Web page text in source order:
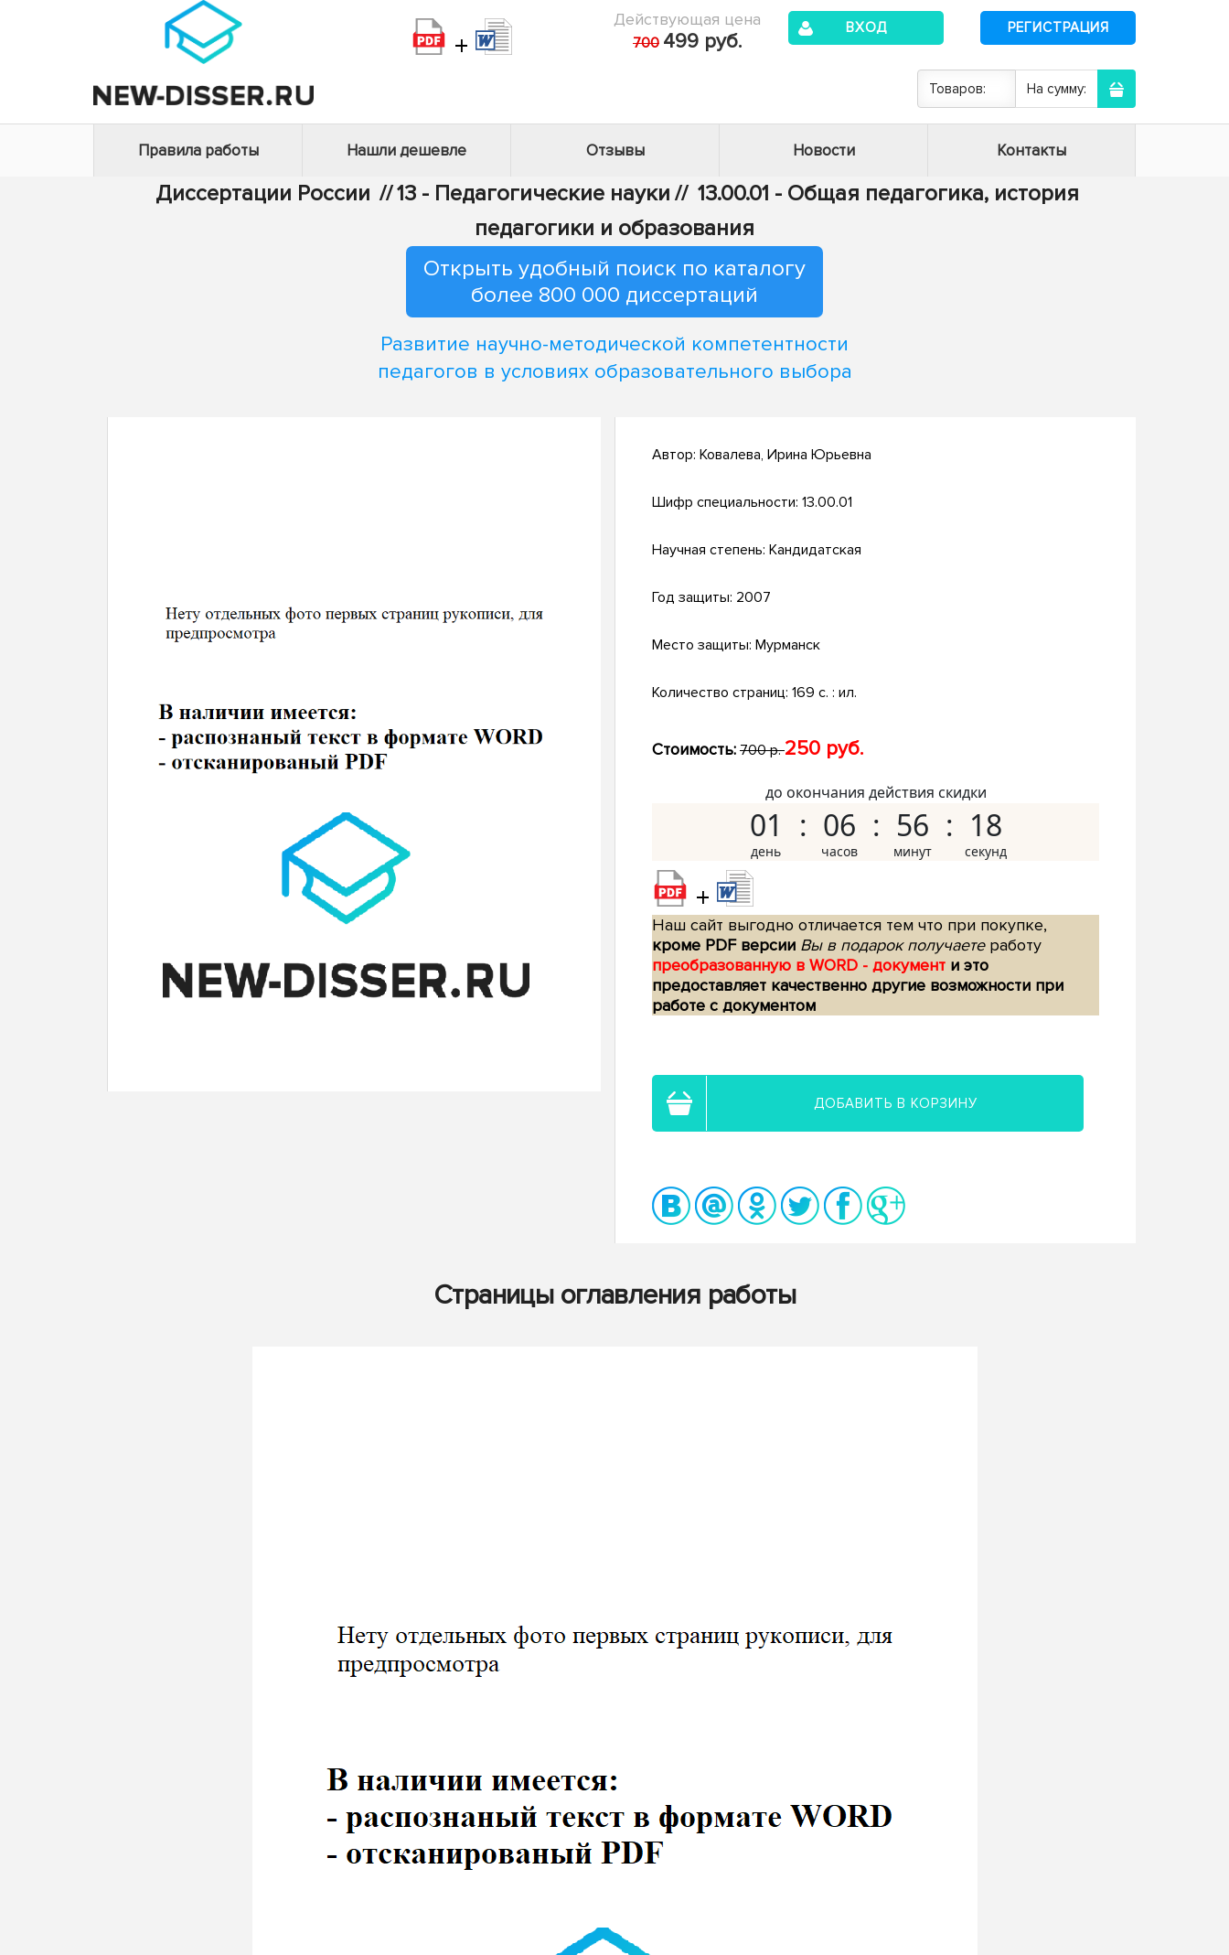
+
Действующая цена
700 499 руб.
ВХОД РЕГИСТРАЦИЯ
Товаров: На сумму:
Правила работы Нашли дешевле Отзывы Новости Контакты
Диссертации России //13 - Педагогические науки // 13.00.01 - Общая педагогика, история
педагогики и образования
Открыть удобный поиск по каталогу
более 800 000 диссертаций
Развитие научно-методической компетентности
педагогов в условиях образовательного выбора
Автор: Ковалева, Ирина Юрьевна
Шифр специальности: 13.00.01
Научная степень: Кандидатская
Год защиты: 2007
Место защиты: Мурманск
Количество страниц: 169 с. : ил.
Стоимость: 700 р.250 руб.
до окончания действия скидки
01 06 56 17
+
Наш сайт выгодно отличается тем что при покупке,
кроме PDF версии Вы в подарок получаетеработу
преобразованную в WORD - документ и это
предоставляет качественно другие возможности при
работе с документом
ДОБАВИТЬ В КОРЗИНУ
Страницы оглавления работы